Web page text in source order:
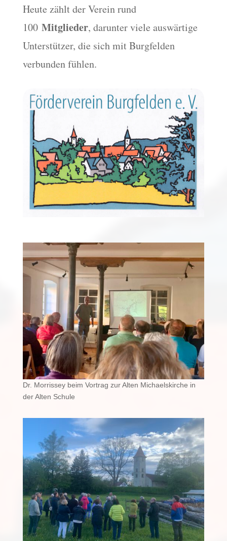
Heute zählt der Verein rund
100Mitglieder, darunter viele auswärtige
Unterstützer, die sich mit Burgfelden
verbunden fühlen.
Dr. Morrissey beim Vortrag zur Alten Michaelskirche in
der Alten Schule